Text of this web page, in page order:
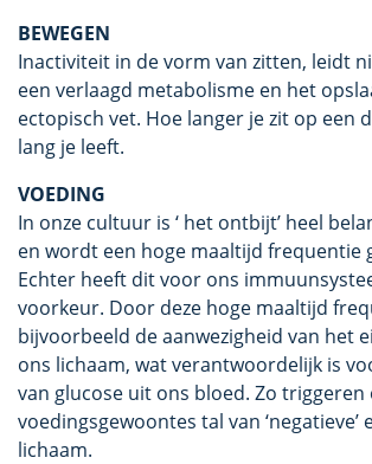
BEWEGEN
Inactiviteit in de vorm van zitten, leidt
een verlaagd metabolisme en het
ectopisch vet. Hoe langer je zit op een
lang je leeft.
VOEDING
In onze cultuur is ‘ het ontbijt’ heel
en wordt een hoge maaltijd frequentie
Echter heeft dit voor ons
voorkeur. Door deze hoge maaltijd
bijvoorbeeld de aanwezigheid van het
ons lichaam, wat verantwoordelijk is
van glucose uit ons bloed. Zo triggeren
voedingsgewoontes tal van ‘negatieve’
lichaam.